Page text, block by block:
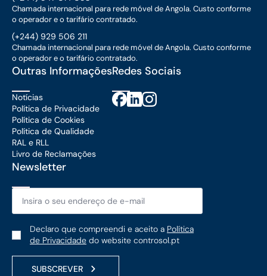
Chamada internacional para rede móvel de Angola. Custo conforme
o operador e o tarifário contratado.
(+244) 929 506 211
Chamada internacional para rede móvel de Angola. Custo conforme
o operador e o tarifário contratado.
Outras Informações
Notícias
Política de Privacidade
Política de Cookies
Política de Qualidade
RAL e RLL
Livro de Reclamações
Redes Sociais
Newsletter
Email
Política
de
Declaro que compreendi e aceito a Política
de Privacidade do website controsol.pt
SUBSCREVER